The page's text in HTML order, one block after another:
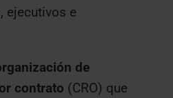
ejecutivos e
de
contrato (CRO) que